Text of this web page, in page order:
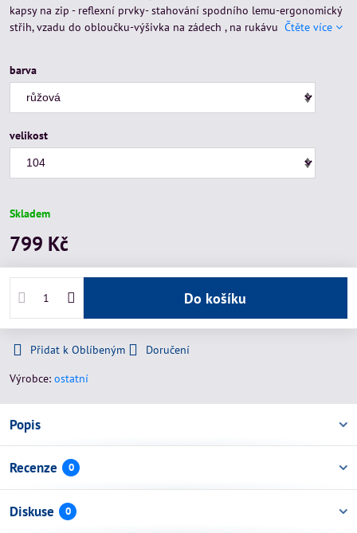
kapsy na zip - reflexní prvky- stahování spodního lemu-ergonomický
střih, vzadu do obloučku-výšivka na zádech , na rukávu Čtěte více
barva
velikost
Skladem
799 Kč
Do košíku
Přidat k Oblíbeným
Doručení
Výrobce: ostatní
Popis
Recenze 0
Diskuse 0